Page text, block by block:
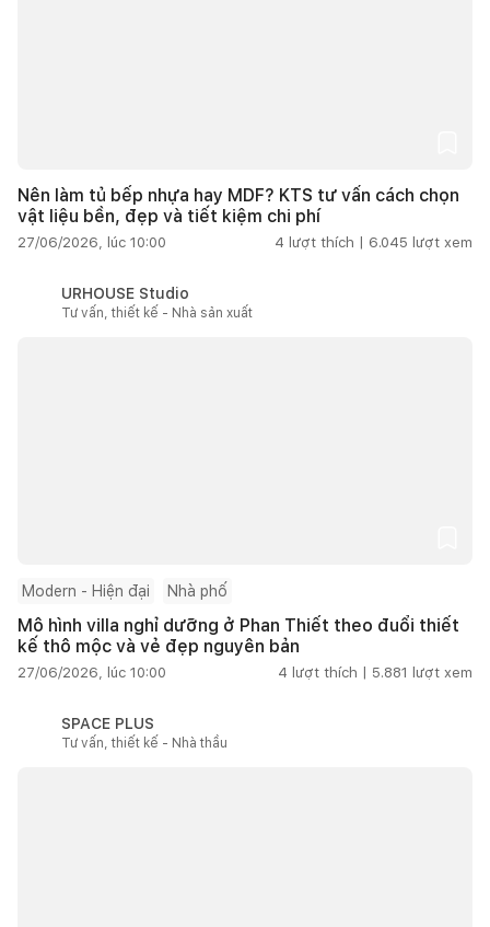
Nên làm tủ bếp nhựa hay MDF? KTS tư vấn cách chọn
vật liệu bền, đẹp và tiết kiệm chi phí
27/06/2026, lúc 10:00 4 lượt thích | 6.045 lượt xem
URHOUSE Studio
Tư vấn, thiết kế - Nhà sản xuất
Modern - Hiện đại Nhà phố
Mô hình villa nghỉ dưỡng ở Phan Thiết theo đuổi thiết
kế thô mộc và vẻ đẹp nguyên bản
27/06/2026, lúc 10:00 4 lượt thích | 5.881 lượt xem
SPACE PLUS
Tư vấn, thiết kế - Nhà thầu